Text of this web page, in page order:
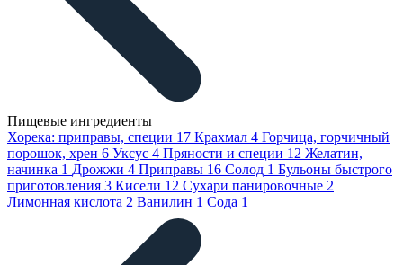
Пищевые ингредиенты
Хорека: приправы, специи 17 Крахмал 4 Горчица, горчичный
порошок, хрен 6 Уксус 4 Пряности и специи 12 Желатин,
начинка 1 Дрожжи 4 Приправы 16 Солод 1 Бульоны быстрого
приготовления 3 Кисели 12 Сухари панировочные 2
Лимонная кислота 2 Ванилин 1 Сода 1